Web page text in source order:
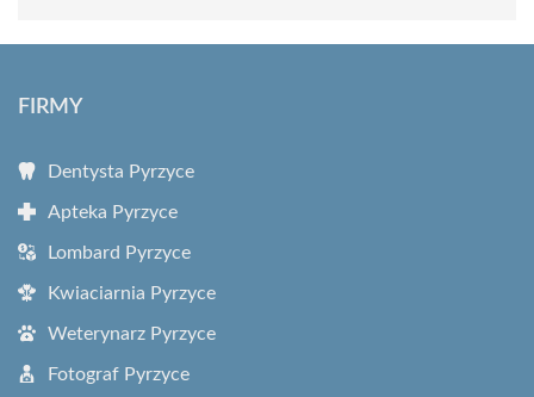
FIRMY
Dentysta Pyrzyce
Apteka Pyrzyce
Lombard Pyrzyce
Kwiaciarnia Pyrzyce
Weterynarz Pyrzyce
Fotograf Pyrzyce